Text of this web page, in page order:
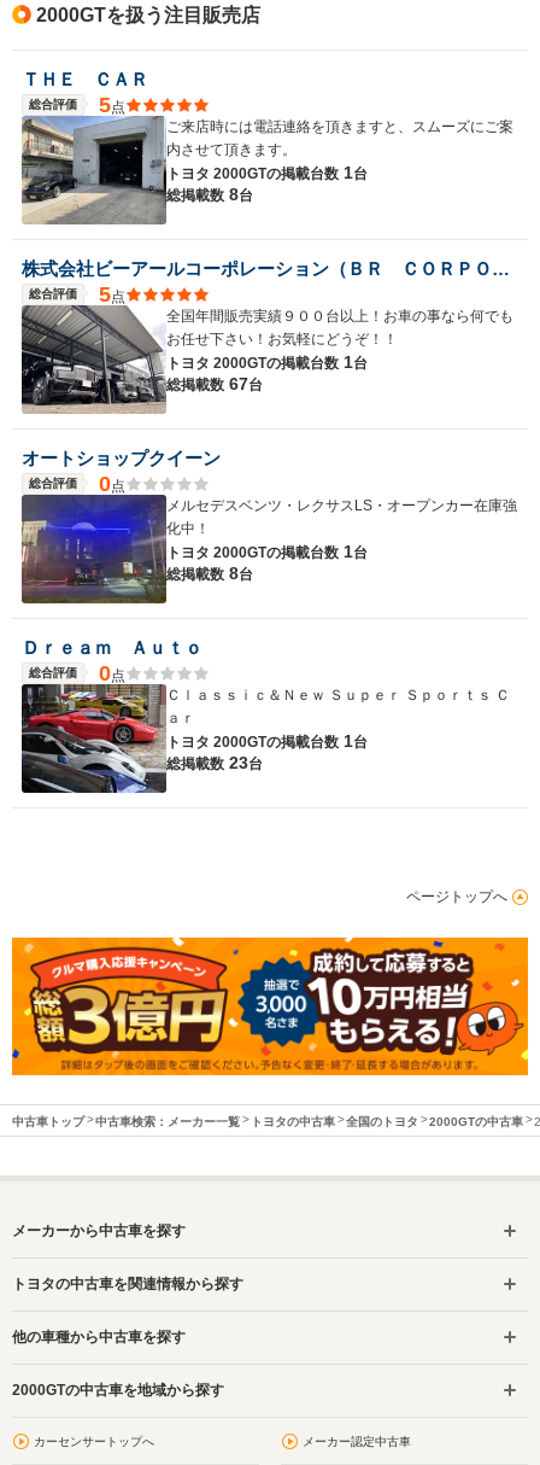
2000GTを扱う注目販売店
ＴＨＥ ＣＡＲ
総合評価 5点
ご来店時には電話連絡を頂きますと、スムーズにご案
内させて頂きます。
トヨタ 2000GTの掲載台数 1台
総掲載数 8台
株式会社ビーアールコーポレーション（ＢＲ ＣＯＲＰＯＲＡＴＩＯＮ）
総合評価 5点
全国年間販売実績９００台以上！お車の事なら何でも
お任せ下さい！お気軽にどうぞ！！
トヨタ 2000GTの掲載台数 1台
総掲載数 67台
オートショップクイーン
総合評価 0点
メルセデスベンツ・レクサスLS・オープンカー在庫強
化中！
トヨタ 2000GTの掲載台数 1台
総掲載数 8台
Ｄｒｅａｍ Ａｕｔｏ
総合評価 0点
Ｃｌａｓｓｉｃ＆Ｎｅｗ Ｓｕｐｅｒ Ｓｐｏｒｔｓ Ｃ
ａｒ
トヨタ 2000GTの掲載台数 1台
総掲載数 23台
ページトップへ
中古車トップ 中古車検索：メーカー一覧 トヨタの中古車 全国のトヨタ 2000GTの中古車
メーカーから中古車を探す
トヨタの中古車を関連情報から探す
他の車種から中古車を探す
2000GTの中古車を地域から探す
カーセンサートップへ メーカー認定中古車